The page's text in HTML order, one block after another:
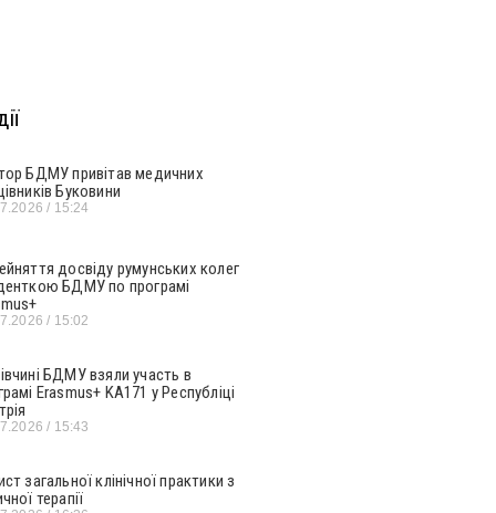
БДМУ привітав медичних
Буковини
15:24
досвіду румунських колег
БДМУ по програмі
15:02
БДМУ взяли участь в
Erasmus+ KA171 у Республіці
15:43
загальної клінічної практики з
терапії